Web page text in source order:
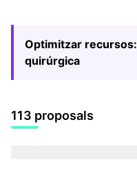
Optimitzar
quirúrgica
113 proposals